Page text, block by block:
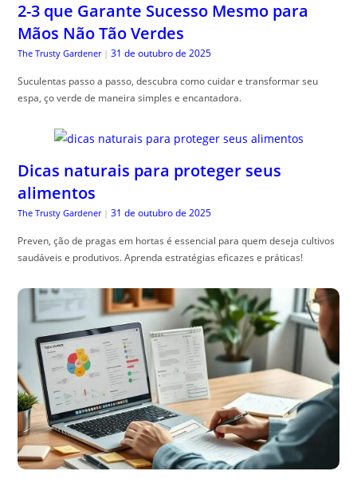
2-3 que Garante Sucesso Mesmo para
Mãos Não Tão Verdes
The Trusty Gardener | 31 de outubro de 2025
Suculentas passo a passo, descubra como cuidar e transformar seu
espa, ço verde de maneira simples e encantadora.
Dicas naturais para proteger seus
alimentos
The Trusty Gardener | 31 de outubro de 2025
Preven, ção de pragas em hortas é essencial para quem deseja cultivos
saudáveis e produtivos. Aprenda estratégias eficazes e práticas!